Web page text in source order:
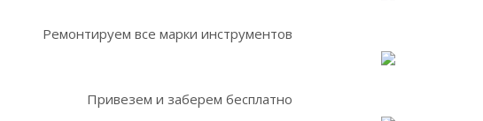
Ремонтируем все марки инструментов
Привезем и заберем бесплатно